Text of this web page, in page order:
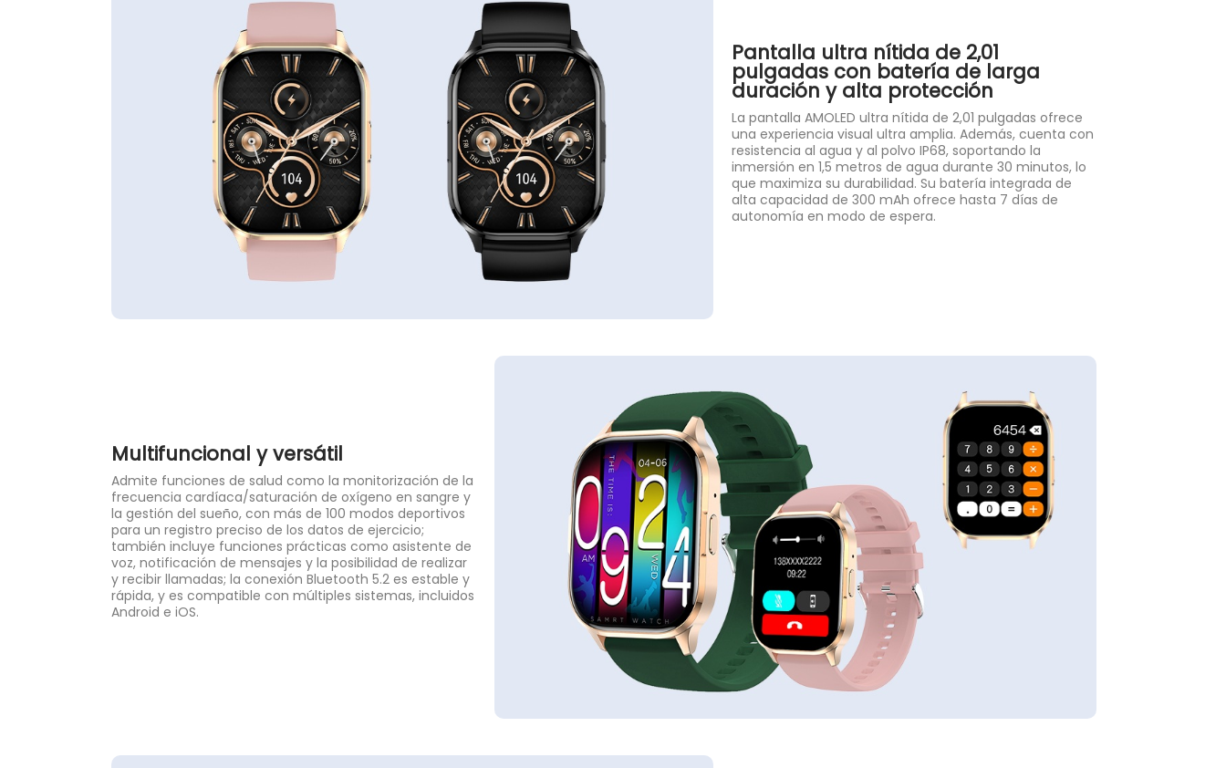
Pantalla ultra nítida de 2,01
pulgadas con batería de larga
duración y alta protección
La pantalla AMOLED ultra nítida de 2,01 pulgadas ofrece
una experiencia visual ultra amplia. Además, cuenta con
resistencia al agua y al polvo IP68, soportando la
inmersión en 1,5 metros de agua durante 30 minutos, lo
que maximiza su durabilidad. Su batería integrada de
alta capacidad de 300 mAh ofrece hasta 7 días de
autonomía en modo de espera.
Multifuncional y versátil
Admite funciones de salud como la monitorización de la
frecuencia cardíaca/saturación de oxígeno en sangre y
la gestión del sueño, con más de 100 modos deportivos
para un registro preciso de los datos de ejercicio;
también incluye funciones prácticas como asistente de
voz, notificación de mensajes y la posibilidad de realizar
y recibir llamadas; la conexión Bluetooth 5.2 es estable y
rápida, y es compatible con múltiples sistemas, incluidos
Android e iOS.